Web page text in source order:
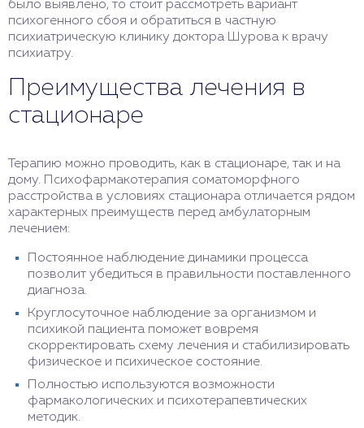
было выявлено, то стоит рассмотреть вариант
психогенного сбоя и обратиться в частную
психиатрическую клинику доктора Шурова к врачу
психиатру.
Преимущества лечения в
стационаре
Терапию можно проводить, как в стационаре, так и на
дому. Психофармакотерапия соматоморфного
расстройства в условиях стационара отличается рядом
характерных преимуществ перед амбулаторным
лечением:
Постоянное наблюдение динамики процесса
позволит убедиться в правильности поставленного
диагноза.
Круглосуточное наблюдение за организмом и
психикой пациента поможет вовремя
скорректировать схему лечения и стабилизировать
физическое и психическое состояние.
Полностью используются возможности
фармакологических и психотерапевтических
методик.